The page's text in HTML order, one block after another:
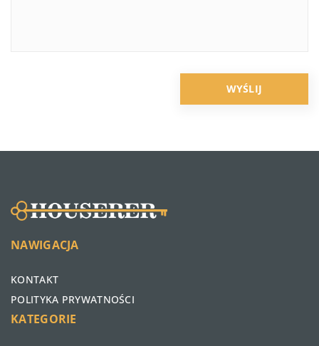
NAWIGACJA
KONTAKT
POLITYKA PRYWATNOŚCI
KATEGORIE